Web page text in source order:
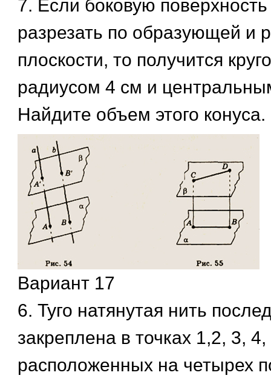
7. Если боковую поверхность
разрезать по образующей и
плоскости, то получится
радиусом 4 см и
Найдите объем этого конуса.
Вариант 17
6. Туго натянутая нить
закреплена в точках 1,2, 3,
расположенных на четырех